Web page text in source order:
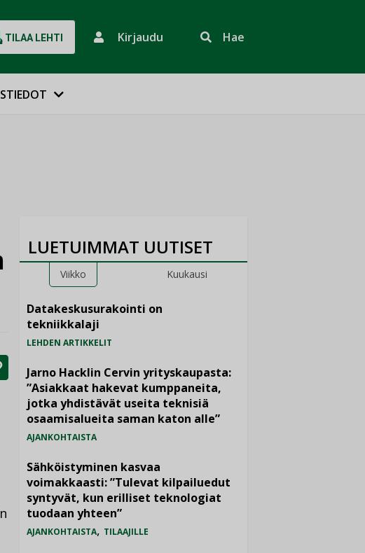
TILAA LEHTI Kirjaudu Hae
KOPIOI
LINKKI
LUETUIMMAT UUTISET
Viikko Kuukausi
Datakeskusurakointi on
tekniikkalaji
LEHDEN ARTIKKELIT
Jarno Hacklin Cervin yrityskaupasta:
”Asiakkaat hakevat kumppaneita,
jotka yhdistävät useita teknisiä
osaamisalueita saman katon alle”
AJANKOHTAISTA
Sähköistyminen kasvaa
voimakkaasti: ”Tulevat kilpailuedut
syntyvät, kun erilliset teknologiat
tuodaan yhteen”
AJANKOHTAISTA, TILAAJILLE